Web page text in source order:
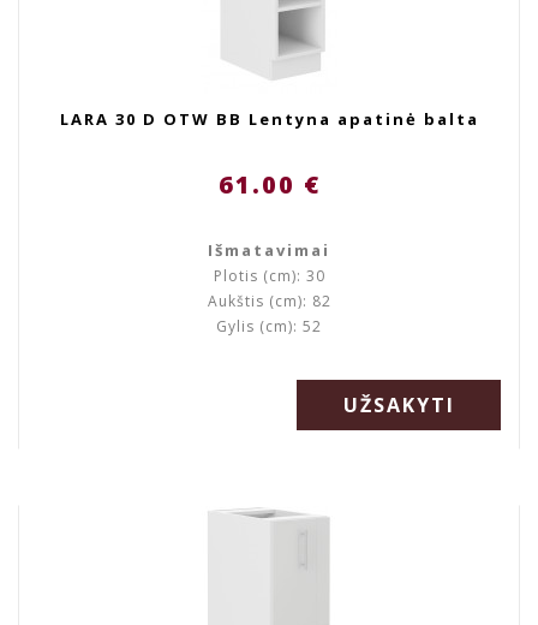
LARA 30 D OTW BB Lentyna apatinė balta
61.00 €
Išmatavimai
Plotis (cm): 30
Aukštis (cm): 82
Gylis (cm): 52
UŽSAKYTI